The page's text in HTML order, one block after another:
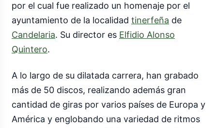
por el cual fue realizado un homenaje por el
ayuntamiento de la localidad tinerfeña de
Candelaria. Su director es Elfidio Alonso
Quintero.
A lo largo de su dilatada carrera, han grabado
más de 50 discos, realizando además gran
cantidad de giras por varios países de Europa y
América y englobando una variedad de ritmos